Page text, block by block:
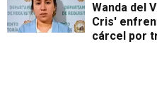
Wanda del
Cris'
cárcel por